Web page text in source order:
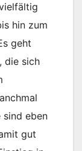
hin zum
geht
die sich
sind eben
gut